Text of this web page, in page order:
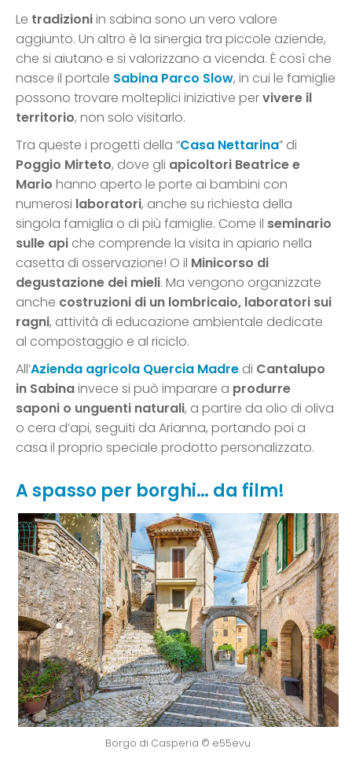
Le tradizioniin sabina sono un vero valore
aggiunto. Un altro è la sinergia tra piccole aziende,
che si aiutano e si valorizzano a vicenda. È così che
nasce il portale Sabina Parco Slow, in cui le famiglie
possono trovare molteplici iniziative pervivere il
territorio, non solo visitarlo.
Tra queste i progetti della “Casa Nettarina” di
Poggio Mirteto, dove gli apicoltori Beatrice e
Mario hanno aperto le porte ai bambini con
numerosi laboratori, anche su richiesta della
singola famiglia o di più famiglie. Come il seminario
sulle api che comprende la visita in apiario nella
casetta di osservazione! O il Minicorso di
degustazione dei mieli. Ma vengono organizzate
anche costruzioni di un lombricaio, laboratori sui
ragni, attività di educazione ambientale dedicate
al compostaggio e al riciclo.
All’Azienda agricola Quercia Madre di Cantalupo
in Sabinainvece si può imparare a produrre
saponi o unguenti naturali, a partire da olio di oliva
o cera d’api, seguiti da Arianna, portando poi a
casa il proprio speciale prodotto personalizzato.
A spasso per borghi… da film!
Borgo di Casperia © e55evu